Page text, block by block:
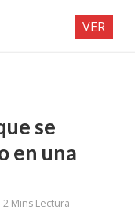
se
en una
2 Mins Lectura
VER